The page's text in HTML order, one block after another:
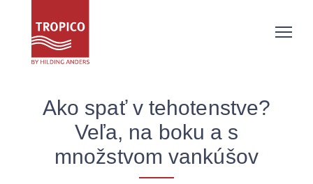
Ako spať v tehotenstve?
Veľa, na boku a s
množstvom vankúšov